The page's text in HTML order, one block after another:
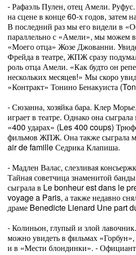
- Рафаэль Пулен, отец Амели.
на сцене в конце 60-х годов, затем
В последний раз мы его видели в
параллельно с «Амели», мы можем
«Моего отца» Жозе Джованни.
Фрейда в театре, ЖПЖ сразу
роль отца Амели. «Как будто он
нескольких месяцев!» Мы скоро
«Контракт» Тонино Бенакуиста
- Сюзанна, хозяйка бара. Клер
играет в театре. Однако она
«400 ударах» (Les 400 coups)
фильмов ЖПЖ. Она также сыграла
air de famille Седрика Клапиша.
- Мадлен Валас, слезливая
Тайная советчица знаменитой
сыграла в Le bonheur est dans le
voyage a Paris, а также недавно
драме Benedicte Lienard Une part
- Колиньон, глупый и злой
можно увидеть в фильмах
и в «Мести блондинки». -